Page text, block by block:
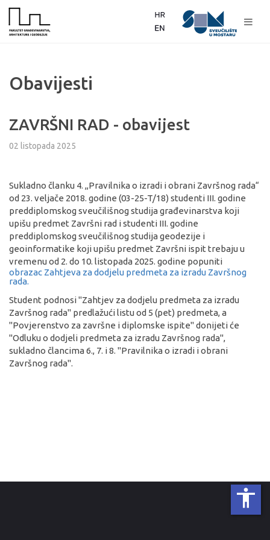
Obavijesti
ZAVRŠNI RAD - obavijest
02 listopada 2025
Sukladno članku 4. ,,Pravilnika o izradi i obrani Završnog rada“
od 23. veljače 2018. godine (03-25-T/18) studenti III. godine
preddiplomskog sveučilišnog studija građevinarstva koji
upišu predmet Završni rad i studenti III. godine
preddiplomskog sveučilišnog studija geodezije i
geoinformatike koji upišu predmet Završni ispit trebaju u
vremenu od 2. do 10. listopada 2025. godine popuniti
obrazac Zahtjeva za dodjelu predmeta za izradu Završnog
rada.
Student podnosi ''Zahtjev za dodjelu predmeta za izradu
Završnog rada'' predlažući listu od 5 (pet) predmeta, a
''Povjerenstvo za završne i diplomske ispite'' donijeti će
''Odluku o dodjeli predmeta za izradu Završnog rada'',
sukladno člancima 6., 7. i 8. ''Pravilnika o izradi i obrani
Završnog rada''.
accessibility